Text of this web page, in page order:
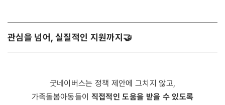
관심을 넘어, 실질적인 지원까지 🤝
굿네이버스는 정책 제안에 그치지 않고,
가족돌봄아동들이 직접적인 도움을 받을 수 있도록